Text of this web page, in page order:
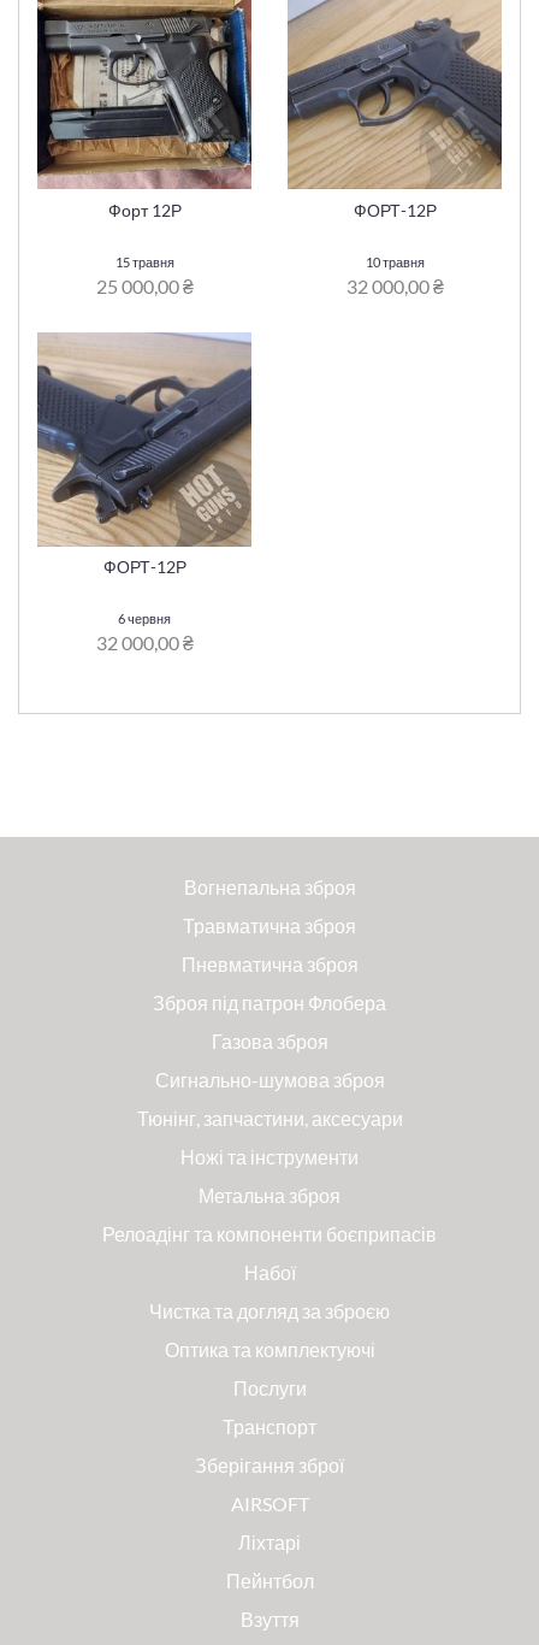
Форт 12Р
15 травня
25 000,00 ₴
ФОРТ-12Р
10 травня
32 000,00 ₴
ФОРТ-12Р
6 червня
32 000,00 ₴
Вогнепальна зброя
Травматична зброя
Пневматична зброя
Зброя під патрон Флобера
Газова зброя
Сигнально-шумова зброя
Тюнінг, запчастини, аксесуари
Ножі та інструменти
Метальна зброя
Релоадінг та компоненти боєприпасів
Набої
Чистка та догляд за зброєю
Оптика та комплектуючі
Послуги
Транспорт
Зберігання зброї
AIRSOFT
Ліхтарі
Пейнтбол
Взуття